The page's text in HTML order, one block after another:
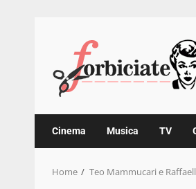
content
Cinema Musica TV
Home Teo Mammucari e